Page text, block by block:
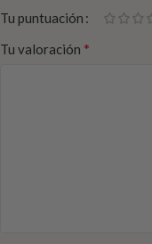
Tu puntuación
Tu valoración *